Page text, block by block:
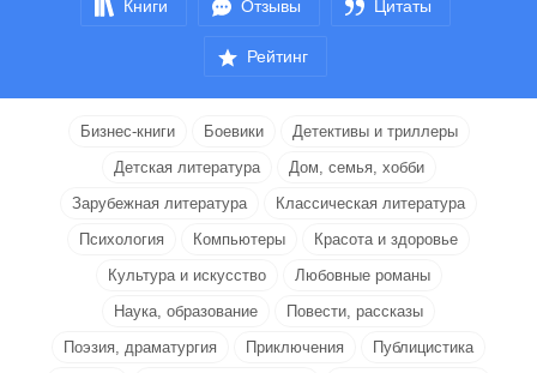
Книги Отзывы Цитаты
Рейтинг
Бизнес-книги Боевики
Детективы и триллеры
Детская литература
Дом, семья, хобби
Зарубежная литература
Классическая литература
Психология
Компьютеры
Красота и здоровье
Культура и искусство
Любовные романы
Наука, образование
Повести, рассказы
Поэзия, драматургия
Приключения
Публицистика